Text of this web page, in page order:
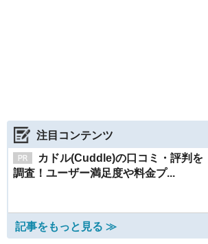
注目コンテンツ
カドル(Cuddle)の口コミ・評判を
調査！ユーザー満足度や料金プ...
記事をもっと見る ≫